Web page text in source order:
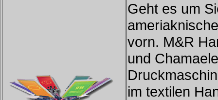
Geht es um
vorn. M&R
und
im textilen